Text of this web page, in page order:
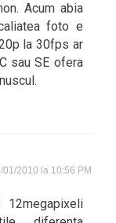
Acum abia
foto e
la 30fps ar
sau SE ofera
01/2010 la 10:56 PM